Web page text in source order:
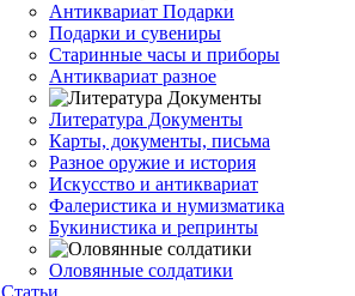
Антиквариат Подарки
Подарки и сувениры
Старинные часы и приборы
Антиквариат разное
Литература Документы
Карты, документы, письма
Разное оружие и история
Искусство и антиквариат
Фалеристика и нумизматика
Букинистика и репринты
Оловянные солдатики
Статьи